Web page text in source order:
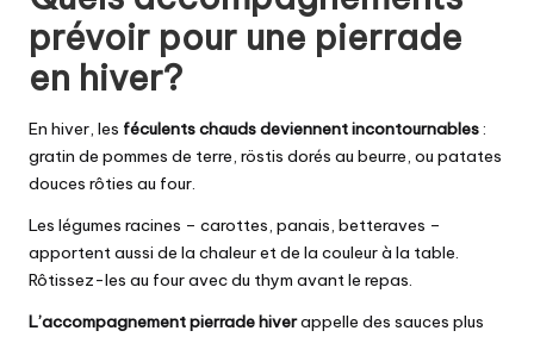
prévoir pour une pierrade
en hiver?
En hiver, les féculents chauds deviennent incontournables:
gratin de pommes de terre, röstis dorés au beurre, ou patates
douces rôties au four.
Les légumes racines – carottes, panais, betteraves –
apportent aussi de la chaleur et de la couleur à la table.
Rôtissez-les au four avec du thym avant le repas.
L’accompagnement pierrade hiverappelle des sauces plus